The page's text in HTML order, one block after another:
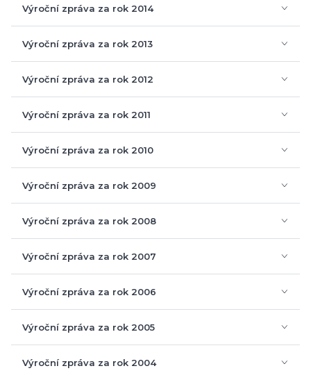
Výroční zpráva za rok 2015
Výroční zpráva za rok 2014
Výroční zpráva za rok 2013
Výroční zpráva za rok 2012
Výroční zpráva za rok 2011
Výroční zpráva za rok 2010
Výroční zpráva za rok 2009
Výroční zpráva za rok 2008
Výroční zpráva za rok 2007
Vyjádření dozorčí rady
Výroční zpráva za rok 2006
Výroční zpráva za rok 2005